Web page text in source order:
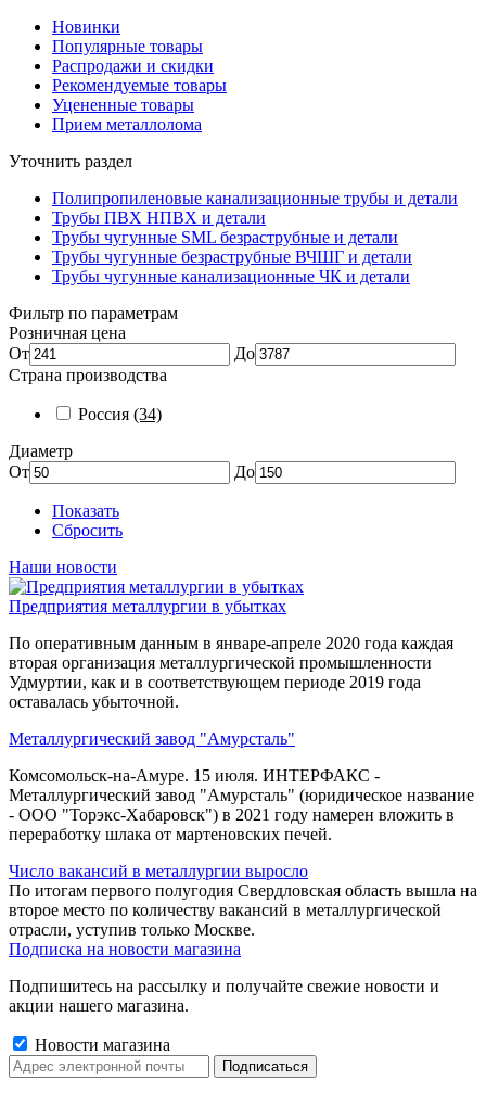
Новинки
Популярные товары
Распродажи и скидки
Рекомендуемые товары
Уцененные товары
Прием металлолома
Уточнить раздел
Полипропиленовые канализационные трубы и детали
Трубы ПВХ НПВХ и детали
Трубы чугунные SML безраструбные и детали
Трубы чугунные безраструбные ВЧШГ и детали
Трубы чугунные канализационные ЧК и детали
Фильтр по параметрам
Розничная цена
От
До
Страна производства
Россия (34)
Диаметр
От
До
Показать
Сбросить
Наши новости
Предприятия металлургии в убытках
По оперативным данным в январе-апреле 2020 года каждая
вторая организация металлургической промышленности
Удмуртии, как и в соответствующем периоде 2019 года
оставалась убыточной.
Металлургический завод "Амурсталь"
Комсомольск-на-Амуре. 15 июля. ИНТЕРФАКС -
Металлургический завод "Амурсталь" (юридическое название
- ООО "Торэкс-Хабаровск") в 2021 году намерен вложить в
переработку шлака от мартеновских печей.
Число вакансий в металлургии выросло
По итогам первого полугодия Свердловская область вышла на
второе место по количеству вакансий в металлургической
отрасли, уступив только Москве.
Подписка на новости магазина
Подпишитесь на рассылку и получайте свежие новости и
акции нашего магазина.
Новости магазина